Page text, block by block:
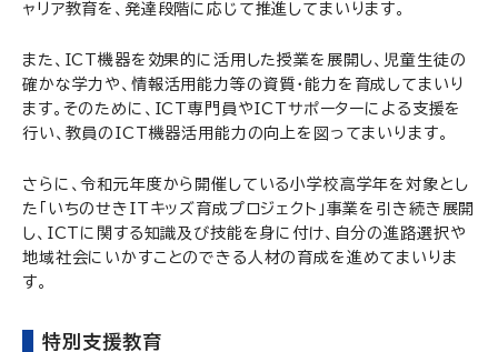
ャリア教育を、発達段階に応じて推進してまいります。
また、ICT機器を効果的に活用した授業を展開し、児童生徒の
確かな学力や、情報活用能力等の資質・能力を育成してまいり
ます。そのために、ICT専門員やICTサポーターによる支援を
行い、教員のICT機器活用能力の向上を図ってまいります。
さらに、令和元年度から開催している小学校高学年を対象とし
た「いちのせきITキッズ育成プロジェクト」事業を引き続き展開
し、ICTに関する知識及び技能を身に付け、自分の進路選択や
地域社会にいかすことのできる人材の育成を進めてまいりま
す。
特別支援教育